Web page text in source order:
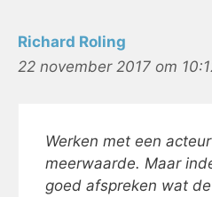
Richard Roling
22 november 2017 om
Werken met een
meerwaarde. Maar
goed afspreken wat